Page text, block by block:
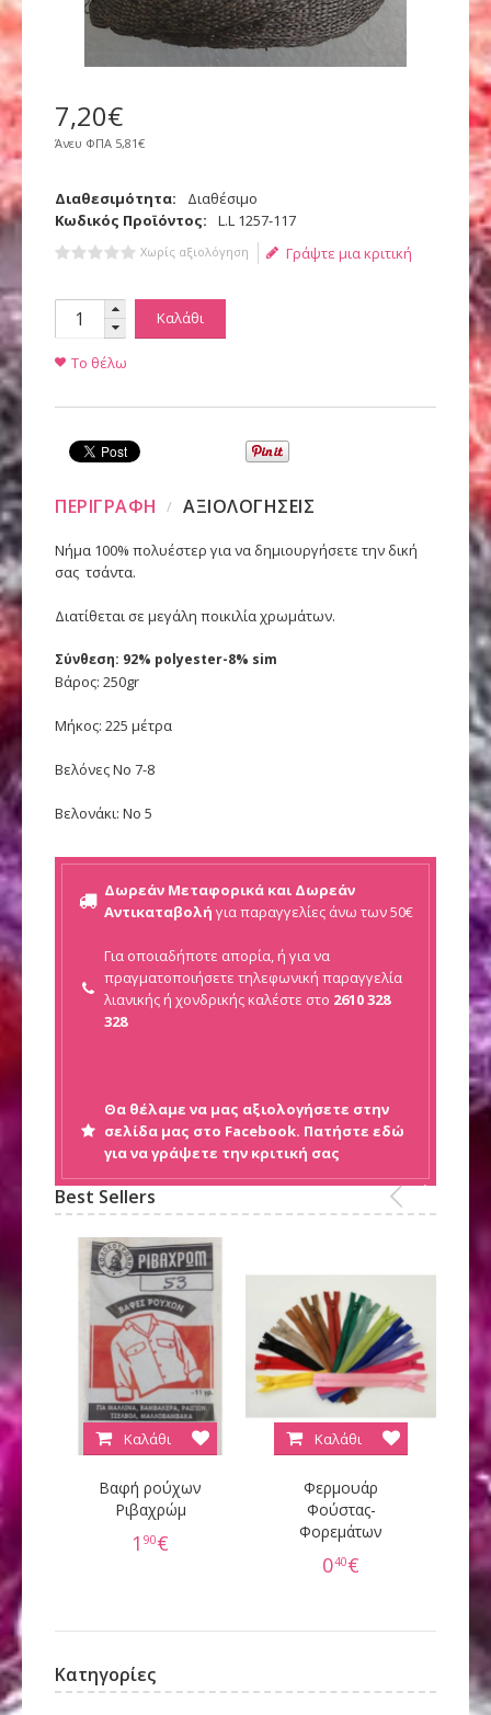
7,20€
Άνευ ΦΠΑ 5,81€
Διαθεσιμότητα:
Διαθέσιμο
Κωδικός Προϊόντος:
L.L 1257-117
Χωρίς αξιολόγηση Γράψτε μια κριτική
Καλάθι
Το θέλω
ΠΕΡΙΓΡΑΦΗ ΑΞΙΟΛΟΓΗΣΕΙΣ
Nήμα 100% πολυέστερ για να δημιουργήσετε την δική
σας τσάντα.
Διατίθεται σε μεγάλη ποικιλία χρωμάτων.
Σύνθεση: 92% polyester-8% sim
Βάρος: 250gr
Μήκος: 225 μέτρα
Βελόνες Νο 7-8
Βελονάκι: Νο 5
Δωρεάν Μεταφορικά και Δωρεάν
Αντικαταβολή για παραγγελίες άνω των 50€
Για οποιαδήποτε απορία, ή για να
πραγματοποιήσετε τηλεφωνική παραγγελία
λιανικής ή χονδρικής καλέστε στο 2610 328
328
Θα θέλαμε να μας αξιολογήσετε στην
σελίδα μας στο Facebook. Πατήστε εδώ
για να γράψετε την κριτική σας
Best Sellers
Βαφή ρούχων
Ριβαχρώμ
1 90€
Καλάθι
Φερμουάρ
Φούστας-
Φορεμάτων
040€
Καλάθι
Κατηγορίες